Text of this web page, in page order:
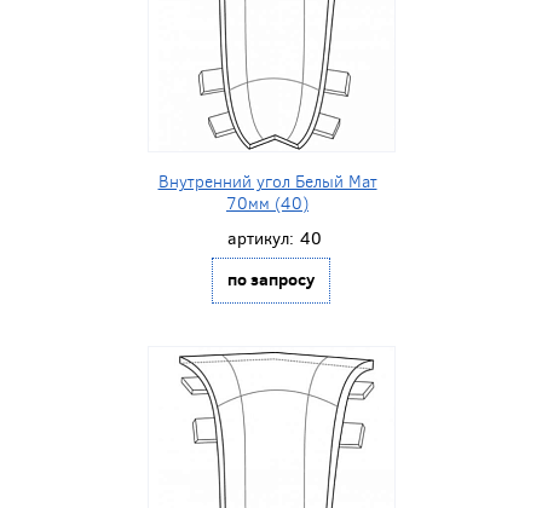
Внутренний угол Белый Мат
70мм (40)
артикул: 40
по запросу